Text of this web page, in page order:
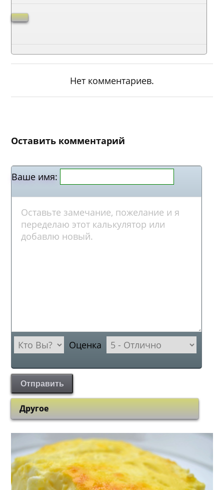
Нет комментариев.
Оставить комментарий
Ваше имя:
Оценка
Отправить
Другое